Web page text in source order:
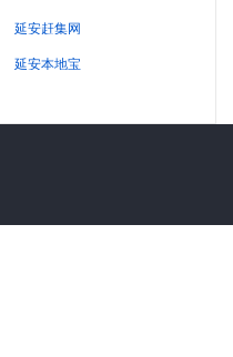
延安赶集网
延安本地宝